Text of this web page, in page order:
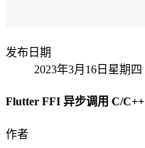
发布日期
2023年3月16日星期四
Flutter FFI 异步调用 C/C++
作者